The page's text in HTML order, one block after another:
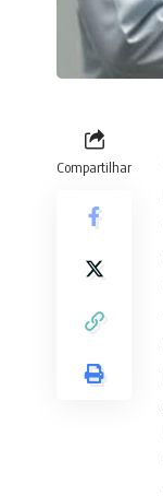
Compartilhar